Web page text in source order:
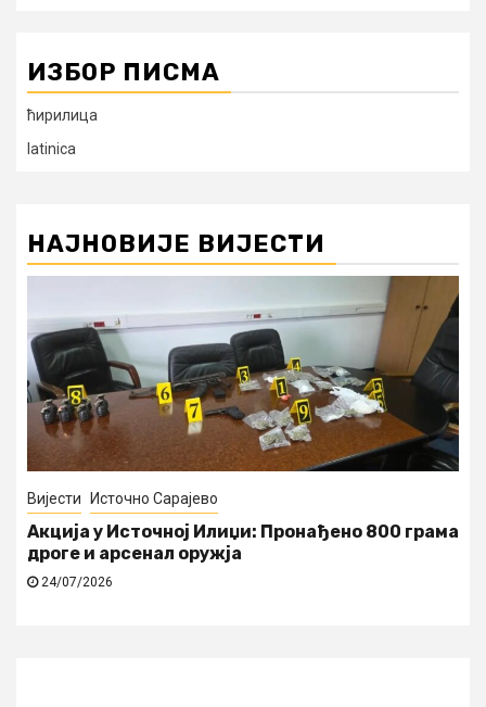
ИЗБОР ПИСМА
ћирилица
latinica
НАЈНОВИЈЕ ВИЈЕСТИ
Вијести Источно Сарајево
Акција у Источној Илиџи: Пронађено 800 грама
дроге и арсенал оружја
24/07/2026